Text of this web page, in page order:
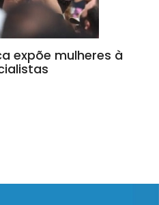
expõe mulheres à